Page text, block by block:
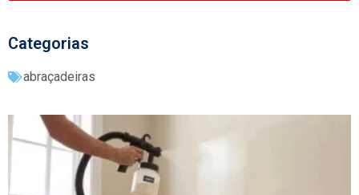
Categorias
abraçadeiras